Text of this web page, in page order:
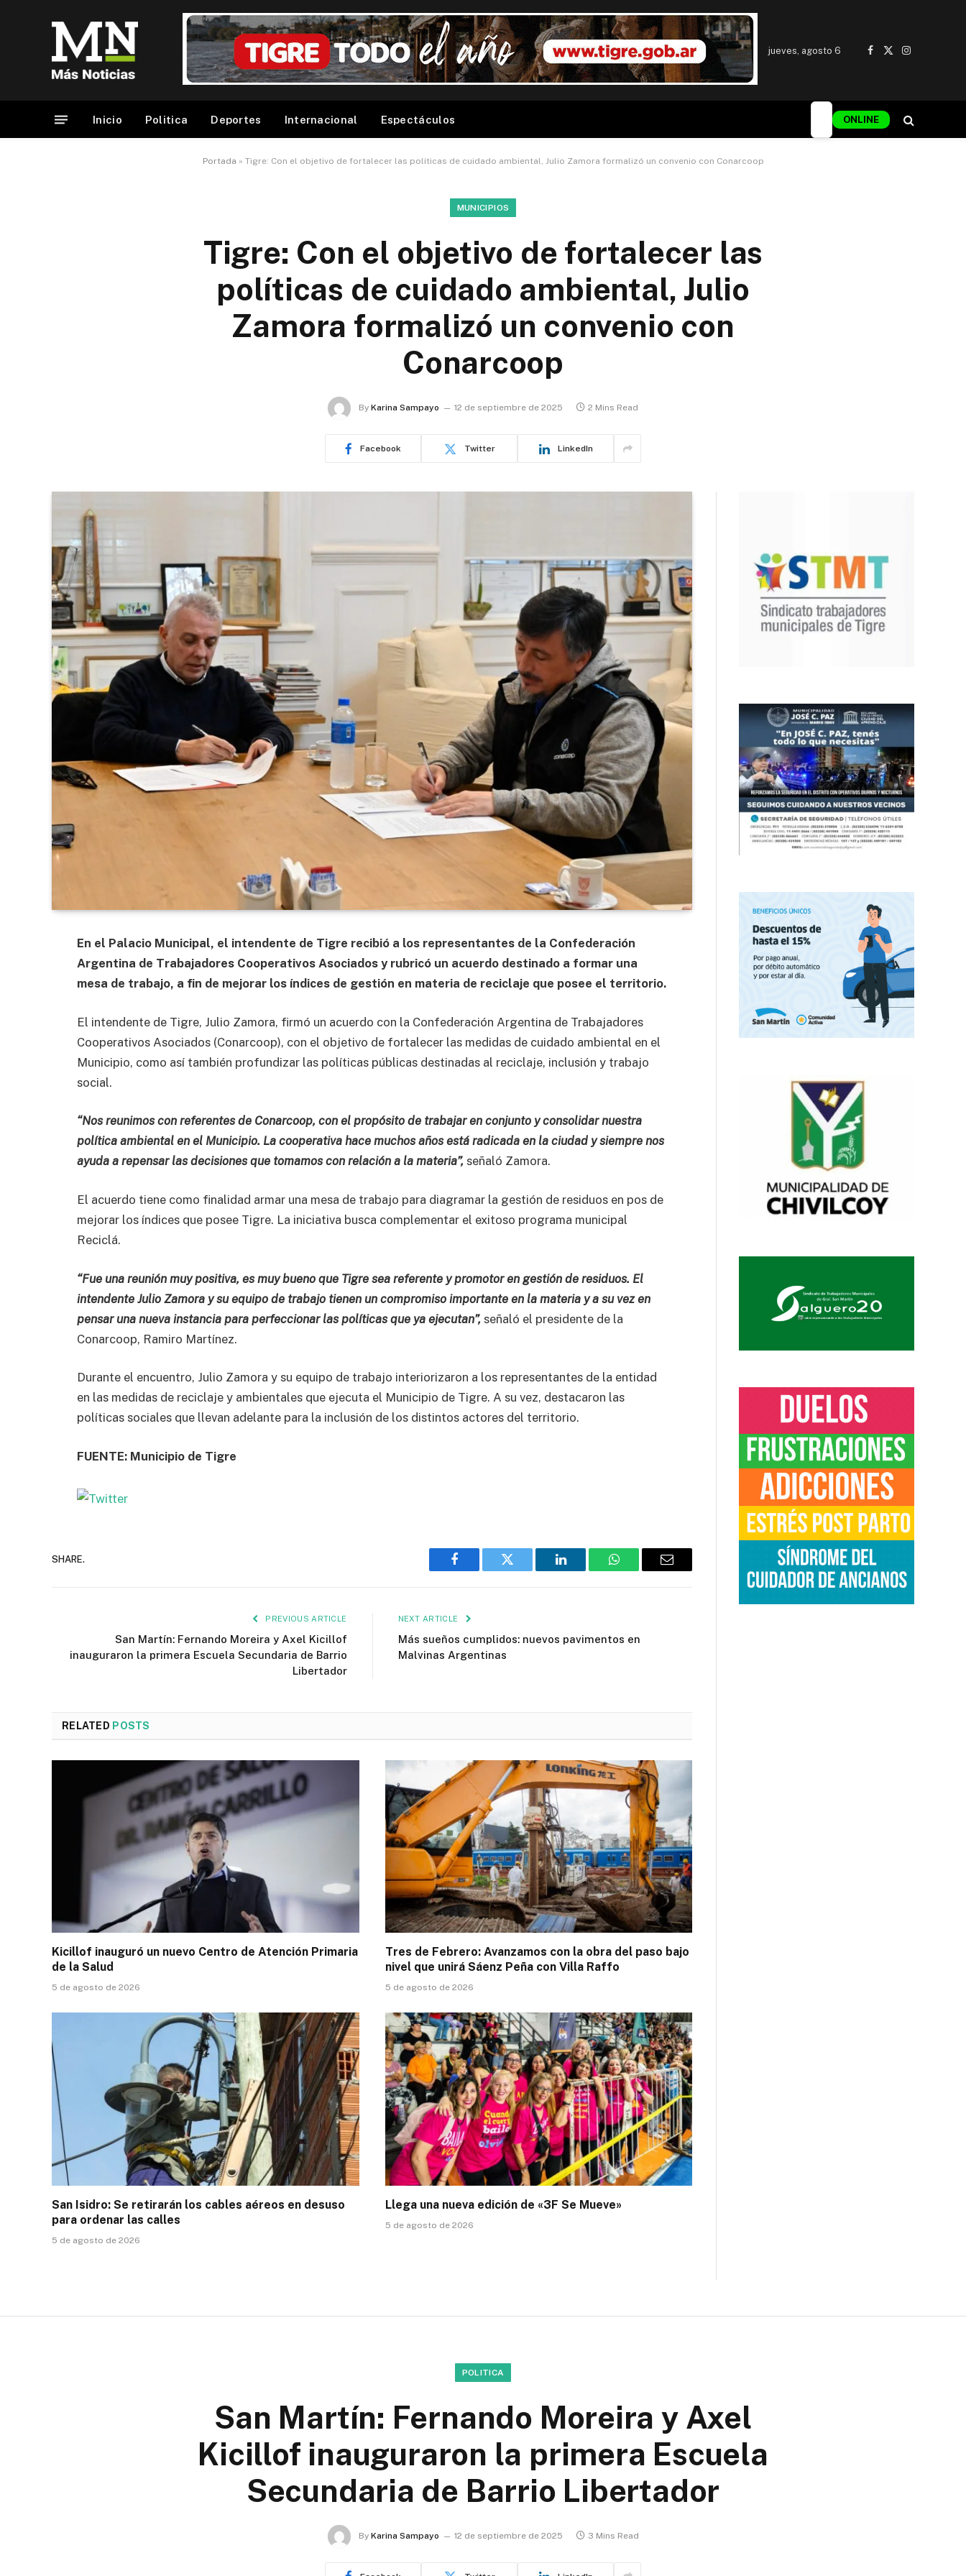
jueves, agosto 6
Facebook
X
Instagram
Inicio Politica Deportes Internacional Espectáculos ONLINE
Portada » Tigre: Con el objetivo de fortalecer las políticas de cuidado ambiental, Julio Zamora formalizó un convenio con Conarcoop
MUNICIPIOS
Tigre: Con el objetivo de fortalecer las
políticas de cuidado ambiental, Julio
Zamora formalizó un convenio con
Conarcoop
By Karina Sampayo 12 de septiembre de 2025 2 Mins Read
Facebook Twitter LinkedIn
En el Palacio Municipal, el intendente de Tigre recibió a los representantes de la Confederación
Argentina de Trabajadores Cooperativos Asociados y rubricó un acuerdo destinado a formar una
mesa de trabajo, a fin de mejorar los índices de gestión en materia de reciclaje que posee el territorio.
El intendente de Tigre, Julio Zamora, firmó un acuerdo con la Confederación Argentina de Trabajadores
Cooperativos Asociados (Conarcoop), con el objetivo de fortalecer las medidas de cuidado ambiental en el
Municipio, como así también profundizar las políticas públicas destinadas al reciclaje, inclusión y trabajo
social.
“Nos reunimos con referentes de Conarcoop, con el propósito de trabajar en conjunto y consolidar nuestra
política ambiental en el Municipio. La cooperativa hace muchos años está radicada en la ciudad y siempre nos
ayuda a repensar las decisiones que tomamos con relación a la materia”,señaló Zamora.
El acuerdo tiene como finalidad armar una mesa de trabajo para diagramar la gestión de residuos en pos de
mejorar los índices que posee Tigre. La iniciativa busca complementar el exitoso programa municipal
Reciclá.
“Fue una reunión muy positiva, es muy bueno que Tigre sea referente y promotor en gestión de residuos. El
intendente Julio Zamora y su equipo de trabajo tienen un compromiso importante en la materia y a su vez en
pensar una nueva instancia para perfeccionar las políticas que ya ejecutan”,señaló el presidente de la
Conarcoop, Ramiro Martínez.
Durante el encuentro, Julio Zamora y su equipo de trabajo interiorizaron a los representantes de la entidad
en las medidas de reciclaje y ambientales que ejecuta el Municipio de Tigre. A su vez, destacaron las
políticas sociales que llevan adelante para la inclusión de los distintos actores del territorio.
FUENTE: Municipio de Tigre
SHARE.
Facebook Twitter LinkedIn WhatsAppEmail
PREVIOUS ARTICLE
San Martín: Fernando Moreira y Axel Kicillof
inauguraron la primera Escuela Secundaria de Barrio
Libertador
NEXT ARTICLE
Más sueños cumplidos: nuevos pavimentos en
Malvinas Argentinas
RELATED POSTS
Kicillof inauguró un nuevo Centro de Atención Primaria
de la Salud
5 de agosto de 2026
Tres de Febrero: Avanzamos con la obra del paso bajo
nivel que unirá Sáenz Peña con Villa Raffo
5 de agosto de 2026
San Isidro: Se retirarán los cables aéreos en desuso
para ordenar las calles
5 de agosto de 2026
Llega una nueva edición de «3F Se Mueve»
5 de agosto de 2026
POLITICA
San Martín: Fernando Moreira y Axel
Kicillof inauguraron la primera Escuela
Secundaria de Barrio Libertador
By Karina Sampayo 12 de septiembre de 2025 3 Mins Read